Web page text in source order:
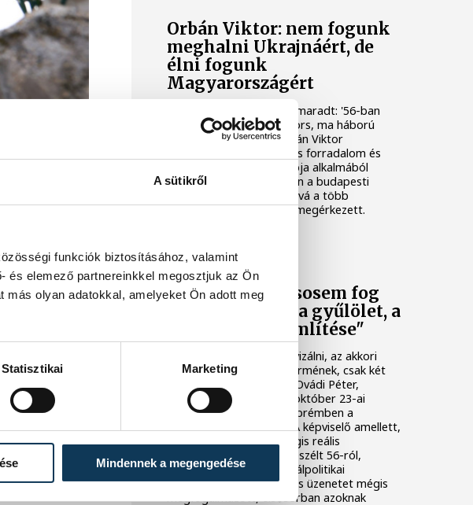
A sütikről
funkciók biztosításához, valamint
és elemező partnereinkkel megosztjuk az Ön
más olyan adatokkal, amelyeket Ön adott meg
Statisztikai Marketing
Mindennek a megengedése
Orbán Viktor: nem fogunk
meghalni Ukrajnáért, de
élni fogunk
Magyarországért
Megint két választásunk maradt: '56-ban
szabadság vagy szolgasors, ma háború
vagy béke - mondta Orbán Viktor
miniszterelnök az 1956-os forradalom és
szabadságharc emléknapja alkalmából
tartott állami ünnepségen a budapesti
Kossuth Lajos téren, ahová a több
százezres Békemenet is megérkezett.
"Veszprémben sosem fog
gyökeret verni a gyűlölet, a
másik megfélemlítése"
1956-ot nem lehet relativizálni, az akkori
eseményeknek, mint az érmének, csak két
oldala van – hangzott el Ovádi Péter,
országgyűlési képviselő október 23-ai
ünnepi beszédében Veszprémben a
Brusznyai-szobor előtt. A képviselő amellett,
hogy konzervatív, de mégis reális
szemüvegen keresztül beszélt 56-ról,
tartózkodott a nyílt aktuálpolitikai
kijelentésektől. Egy fontos üzenetet mégis
megfogalmazott, elsősorban azoknak